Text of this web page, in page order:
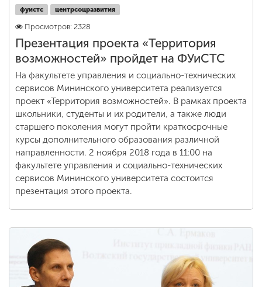
фуистс центрсоцразвития
Просмотров: 2328
Презентация проекта «Территория
возможностей» пройдет на ФУиСТС
На факультете управления и социально-технических
сервисов Мининского университета реализуется
проект «Территория возможностей». В рамках проекта
школьники, студенты и их родители, а также люди
старшего поколения могут пройти краткосрочные
курсы дополнительного образования различной
направленности. 2 ноября 2018 года в 11:00 на
факультете управления и социально-технических
сервисов Мининского университета состоится
презентация этого проекта.